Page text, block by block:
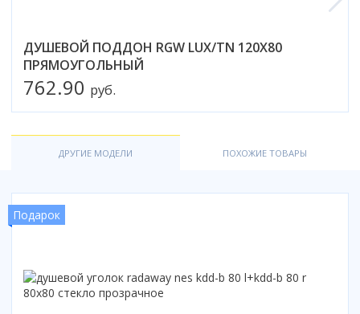
ДУШЕВОЙ ПОДДОН RGW LUX/TN 120X80
ПРЯМОУГОЛЬНЫЙ
762.90 руб.
ДРУГИЕ МОДЕЛИ ПОХОЖИЕ ТОВАРЫ
Подарок